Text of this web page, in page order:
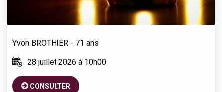
Yvon BROTHIER - 71 ans
28 juillet 2026 à 10h00
CONSULTER